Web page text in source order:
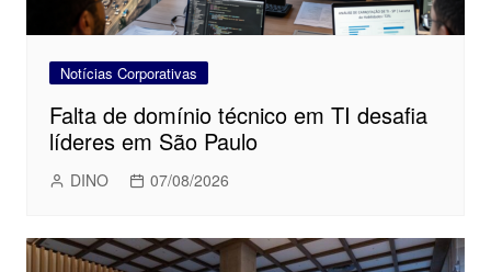
Notícias Corporativas
Falta de domínio técnico em TI desafia
líderes em São Paulo
DINO 07/08/2026